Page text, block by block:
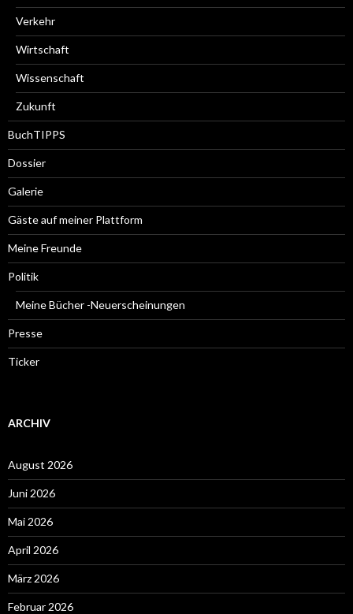
Verkehr
Wirtschaft
Wissenschaft
Zukunft
BuchTIPPS
Dossier
Galerie
Gäste auf meiner Plattform
Meine Freunde
Politik
Meine Bücher -Neuerscheinungen
Presse
Ticker
ARCHIV
August 2026
Juni 2026
Mai 2026
April 2026
März 2026
Februar 2026